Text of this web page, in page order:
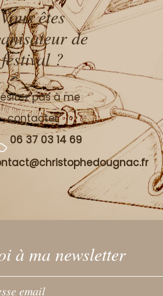
Vous êtes
de
festival ?
pas à me
contacter
06 37 03 14 69
à ma newsletter